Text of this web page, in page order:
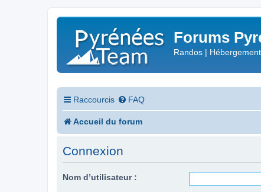
Forums
Randos |
Raccourcis FAQ
Accueil du forum
Connexion
Nom d’utilisateur :